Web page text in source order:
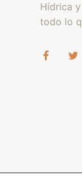
Hídrica y
todo lo